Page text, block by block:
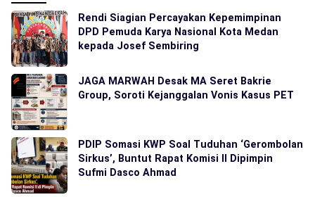
Rendi Siagian Percayakan Kepemimpinan
DPD Pemuda Karya Nasional Kota Medan
kepada Josef Sembiring
JAGA MARWAH Desak MA Seret Bakrie
Group, Soroti Kejanggalan Vonis Kasus PET
PDIP Somasi KWP Soal Tuduhan ‘Gerombolan
Sirkus’, Buntut Rapat Komisi II Dipimpin
Sufmi Dasco Ahmad